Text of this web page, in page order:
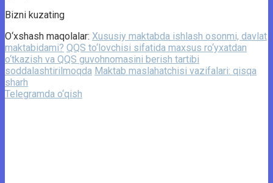
Bizni kuzating
O‘xshash maqolalar: Xususiy maktabda ishlash osonmi, davlat
maktabidami? QQS to‘lovchisi sifatida maxsus ro‘yxatdan
o‘tkazish va QQS guvohnomasini berish tartibi
soddalashtirilmoqda Maktab maslahatchisi vazifalari: qisqa
sharh
Telegramda o‘qish